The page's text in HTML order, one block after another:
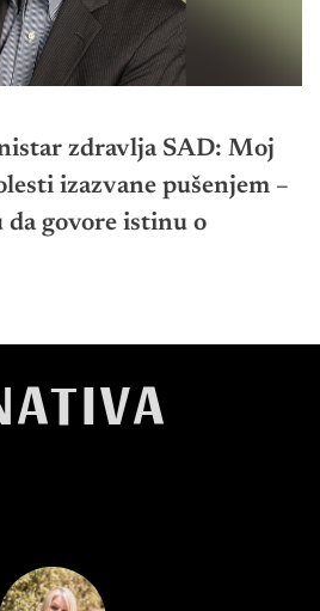
zdravlja SAD: Moj
izazvane pušenjem –
govore istinu o